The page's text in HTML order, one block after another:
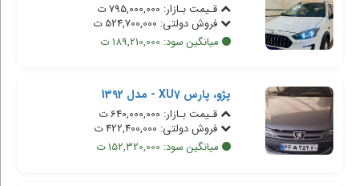
قـیمت بـازار: 795,000,000 ت
فروش دولتی: 524,700,000 ت
میانگین سود: 189,210,000 ت
پژو، پارس XU7 - مدل 1392
قـیمت بـازار: 640,000,000 ت
فروش دولتی: 422,400,000 ت
میانگین سود: 152,320,000 ت